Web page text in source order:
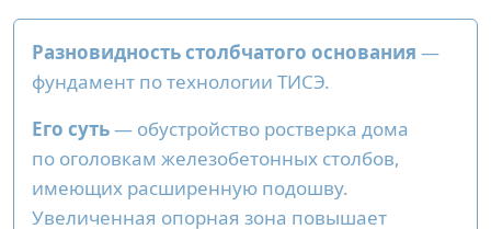
Разновидность столбчатого основания —
фундамент по технологии ТИСЭ.
Его суть— обустройство ростверка дома
по оголовкам железобетонных столбов,
имеющих расширенную подошву.
Увеличенная опорная зона повышает